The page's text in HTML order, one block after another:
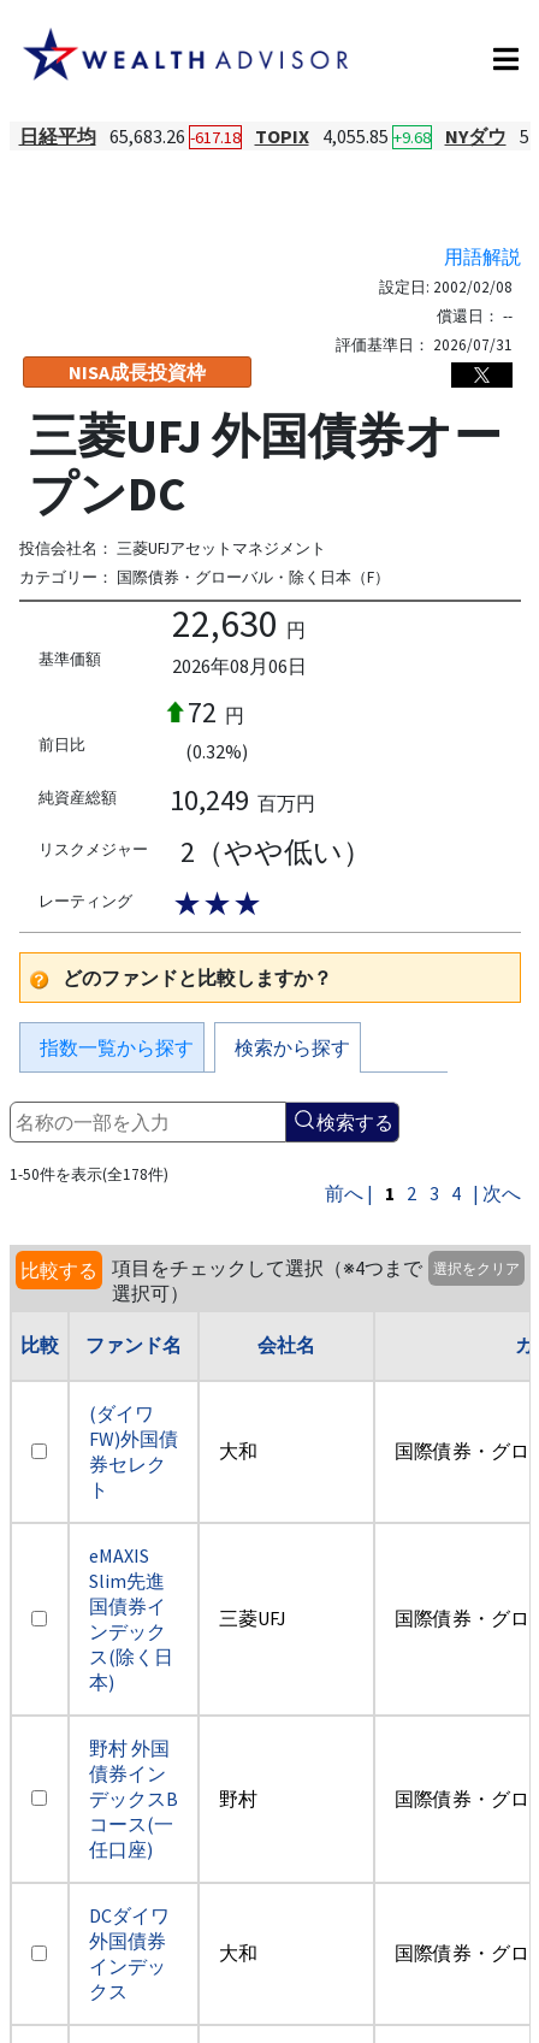
日経平均 65,683.26 -617.18 TOPIX 4,055.85 +9.68 NYダウ
用語解説
NISA成長投資枠
設定日: 2002/02/08
償還日： --
評価基準日： 2026/07/31
三菱UFJ 外国債券オー
プンDC
投信会社名： 三菱UFJアセットマネジメント
カテゴリー： 国際債券・グローバル・除く日本（F）
基準価額
22,630 円
2026年08月06日
前日比
72 円
(0.32%)
純資産総額 10,249 百万円
リスクメジャー 2（やや低い）
レーティング ★★★
どのファンドと比較しますか？
指数一覧から探す 検索から探す
検索する
1-50件を表示(全178件)
前へ | 1 2 3 4 | 次へ
比較する
項目をチェックして選択（※4つまで
選択可）
選択をクリア
比較 ファンド名 会社名
(ダイワ
FW)外国債
券セレク
ト
大和 国際債券・グロ
eMAXIS
Slim先進
国債券イ
ンデック
ス(除く日
本)
三菱UFJ 国際債券・グロ
野村 外国
債券イン
デックスB
コース(一
任口座)
野村 国際債券・グロ
DCダイワ
外国債券
インデッ
クス
大和 国際債券・グロ